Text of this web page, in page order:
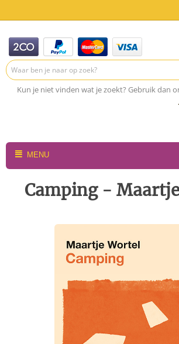
Kun je niet vinden wat je zoekt? Gebruik dan
MENU
Camping -